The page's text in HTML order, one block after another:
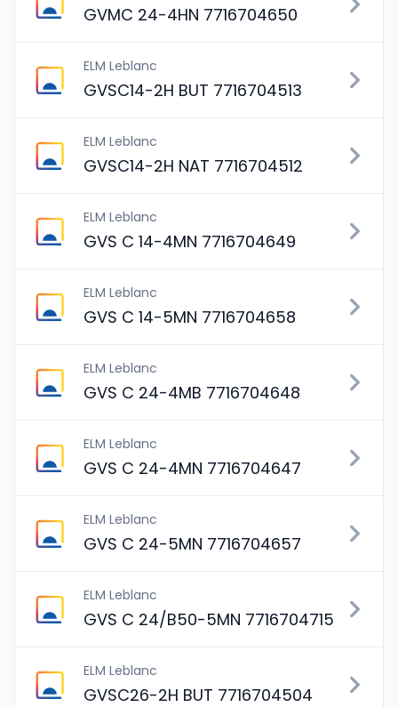
GVMC 24-4HN 7716704650
ELM Leblanc
GVSC14-2H BUT 7716704513
ELM Leblanc
GVSC14-2H NAT 7716704512
ELM Leblanc
GVS C 14-4MN 7716704649
ELM Leblanc
GVS C 14-5MN 7716704658
ELM Leblanc
GVS C 24-4MB 7716704648
ELM Leblanc
GVS C 24-4MN 7716704647
ELM Leblanc
GVS C 24-5MN 7716704657
ELM Leblanc
GVS C 24/B50-5MN 7716704715
ELM Leblanc
GVSC26-2H BUT 7716704504